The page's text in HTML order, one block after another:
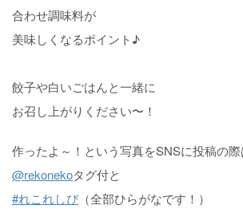
合わせ調味料が
美味しくなるポイント♪
餃子や白いごはんと一緒に
お召し上がりください〜！
作ったよ～！という写真をSNSに投稿の際
@rekonekoタグ付と
#れこれしぴ（全部ひらがなです！）